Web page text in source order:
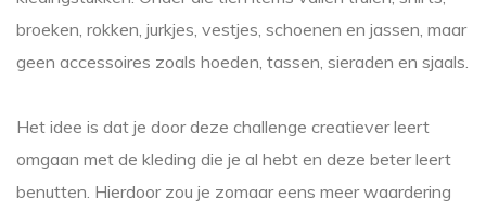
broeken, rokken, jurkjes, vestjes, schoenen en jassen, maar
geen accessoires zoals hoeden, tassen, sieraden en sjaals.
Het idee is dat je door deze challenge creatiever leert
omgaan met de kleding die je al hebt en deze beter leert
benutten. Hierdoor zou je zomaar eens meer waardering